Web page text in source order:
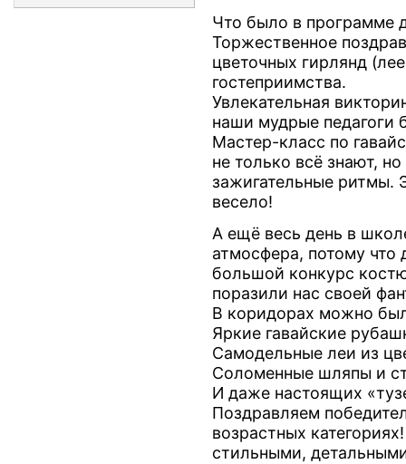
Что было в программе
Торжественное
цветочных гирлянд
гостеприимства.
Увлекательная
наши мудрые педагоги
Мастер-класс по
не только всё знают,
зажигательные ритмы.
весело!
А ещё весь день в
атмосфера, потому что
большой конкурс
поразили нас своей
В коридорах можно
Яркие гавайские
Самодельные леи из
Соломенные шляпы и
И даже настоящих
Поздравляем
возрастных
стильными,